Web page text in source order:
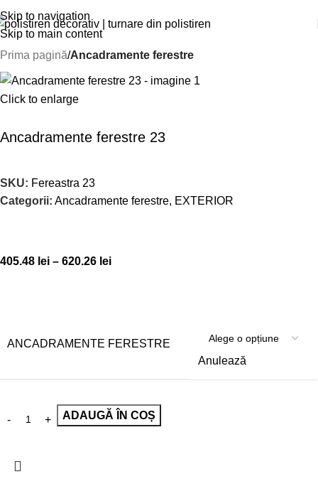
Skip to navigation
Skip to main content
Prima pagină Ancadramente ferestre
Click to enlarge
Ancadramente ferestre 23
SKU: Fereastra 23
Categorii: Ancadramente ferestre, EXTERIOR
405.48 lei – 620.26 lei
ANCADRAMENTE FERESTRE
Anulează
ADAUGĂ ÎN COȘ